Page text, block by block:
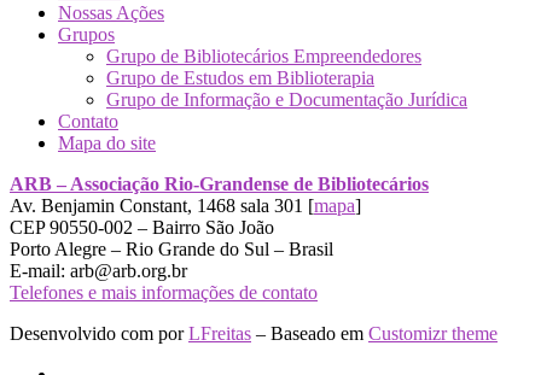
Nossas Ações
Grupos
Grupo de Bibliotecários Empreendedores
Grupo de Estudos em Biblioterapia
Grupo de Informação e Documentação Jurídica
Contato
Mapa do site
ARB – Associação Rio-Grandense de Bibliotecários
Av. Benjamin Constant, 1468 sala 301 [mapa]
CEP 90550-002 – Bairro São João
Porto Alegre – Rio Grande do Sul – Brasil
E-mail: arb@arb.org.br
Telefones e mais informações de contato
Desenvolvido com porLFreitas – Baseado em Customizr theme